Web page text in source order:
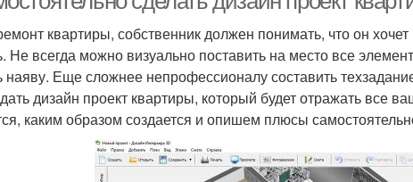
квартиры, собственник должен понимать, что он хочет
Не всегда можно визуально поставить на место все
наяву. Еще сложнее непрофессионалу составить
дизайн проект квартиры, который будет отражать все
каким образом создается и опишем плюсы